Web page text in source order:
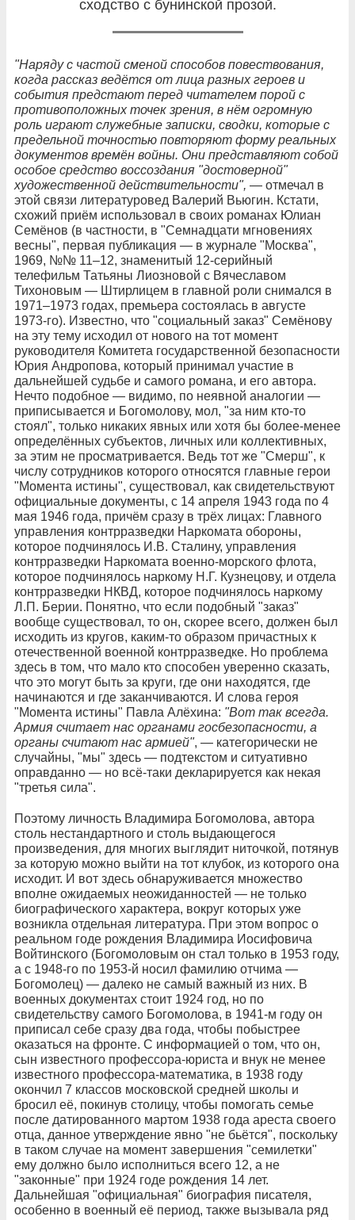
сходство с бунинской прозой.
"Наряду с частой сменой способов повествования,
когда рассказ ведётся от лица разных героев и
события предстают перед читателем порой с
противоположных точек зрения, в нём огромную
роль играют служебные записки, сводки, которые с
предельной точностью повторяют форму реальных
документов времён войны. Они представляют собой
особое средство воссоздания "достоверной"
художественной действительности", — отмечал в
этой связи литературовед Валерий Вьюгин. Кстати,
схожий приём использовал в своих романах Юлиан
Семёнов (в частности, в "Семнадцати мгновениях
весны", первая публикация — в журнале "Москва",
1969, №№ 11–12, знаменитый 12-серийный
телефильм Татьяны Лиозновой с Вячеславом
Тихоновым — Штирлицем в главной роли снимался в
1971–1973 годах, премьера состоялась в августе
1973-го). Известно, что "социальный заказ" Семёнову
на эту тему исходил от нового на тот момент
руководителя Комитета государственной безопасности
Юрия Андропова, который принимал участие в
дальнейшей судьбе и самого романа, и его автора.
Нечто подобное — видимо, по неявной аналогии —
приписывается и Богомолову, мол, "за ним кто-то
стоял", только никаких явных или хотя бы более-менее
определённых субъектов, личных или коллективных,
за этим не просматривается. Ведь тот же "Смерш", к
числу сотрудников которого относятся главные герои
"Момента истины", существовал, как свидетельствуют
официальные документы, с 14 апреля 1943 года по 4
мая 1946 года, причём сразу в трёх лицах: Главного
управления контрразведки Наркомата обороны,
которое подчинялось И.В. Сталину, управления
контрразведки Наркомата военно-морского флота,
которое подчинялось наркому Н.Г. Кузнецову, и отдела
контрразведки НКВД, которое подчинялось наркому
Л.П. Берии. Понятно, что если подобный "заказ"
вообще существовал, то он, скорее всего, должен был
исходить из кругов, каким-то образом причастных к
отечественной военной контрразведке. Но проблема
здесь в том, что мало кто способен уверенно сказать,
что это могут быть за круги, где они находятся, где
начинаются и где заканчиваются. И слова героя
"Момента истины" Павла Алёхина: "Вот так всегда.
Армия считает нас органами госбезопасности, а
органы считают нас армией", — категорически не
случайны, "мы" здесь — подтекстом и ситуативно
оправданно — но всё-таки декларируется как некая
"третья сила".
Поэтому личность Владимира Богомолова, автора
столь нестандартного и столь выдающегося
произведения, для многих выглядит ниточкой, потянув
за которую можно выйти на тот клубок, из которого она
исходит. И вот здесь обнаруживается множество
вполне ожидаемых неожиданностей — не только
биографического характера, вокруг которых уже
возникла отдельная литература. При этом вопрос о
реальном годе рождения Владимира Иосифовича
Войтинского (Богомоловым он стал только в 1953 году,
а с 1948-го по 1953-й носил фамилию отчима —
Богомолец) — далеко не самый важный из них. В
военных документах стоит 1924 год, но по
свидетельству самого Богомолова, в 1941-м году он
приписал себе сразу два года, чтобы побыстрее
оказаться на фронте. С информацией о том, что он,
сын известного профессора-юриста и внук не менее
известного профессора-математика, в 1938 году
окончил 7 классов московской средней школы и
бросил её, покинув столицу, чтобы помогать семье
после датированного мартом 1938 года ареста своего
отца, данное утверждение явно "не бьётся", поскольку
в таком случае на момент завершения "семилетки"
ему должно было исполниться всего 12, а не
"законные" при 1924 годе рождения 14 лет.
Дальнейшая "официальная" биография писателя,
особенно в военный её период, также вызывала ряд